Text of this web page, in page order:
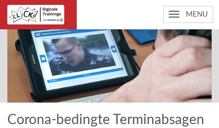
MENU
Corona-bedingte Terminabsagen